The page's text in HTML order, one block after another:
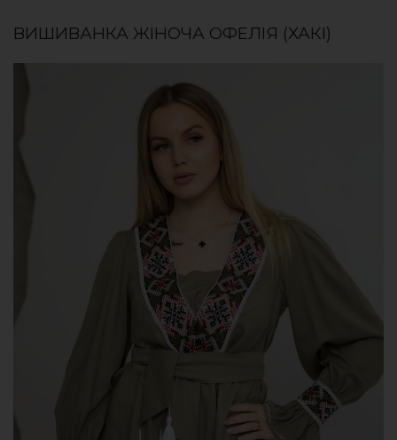
ВИШИВАНКА ЖІНОЧА ОФЕЛІЯ (ХАКІ)